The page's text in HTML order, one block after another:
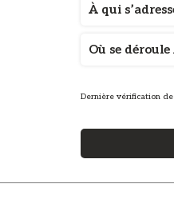
À qui
Où se déroule
Dernière vérification